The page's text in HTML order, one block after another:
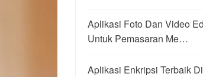
Aplikasi Foto Dan Video
Untuk Pemasaran Me…
Aplikasi Enkripsi Terbaik Di